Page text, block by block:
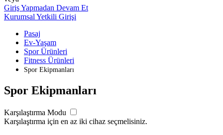
Giriş Yapmadan Devam Et
Kurumsal Yetkili Girişi
Pasaj
Ev-Yaşam
Spor Ürünleri
Fitness Ürünleri
Spor Ekipmanları
Spor Ekipmanları
Karşılaştırma Modu
Karşılaştırma için en az iki cihaz seçmelisiniz.